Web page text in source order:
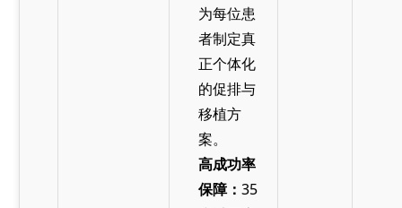
为每位患
者制定真
正个体化
的促排与
移植方
案。
高成功率
保障： 35